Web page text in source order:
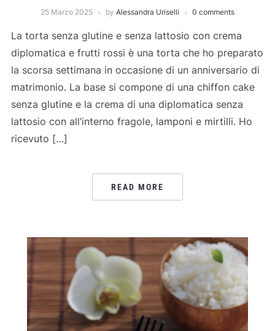
25 Marzo 2025 by Alessandra Uriselli 0 comments
La torta senza glutine e senza lattosio con crema
diplomatica e frutti rossi è una torta che ho preparato
la scorsa settimana in occasione di un anniversario di
matrimonio. La base si compone di una chiffon cake
senza glutine e la crema di una diplomatica senza
lattosio con all’interno fragole, lamponi e mirtilli. Ho
ricevuto […]
READ MORE